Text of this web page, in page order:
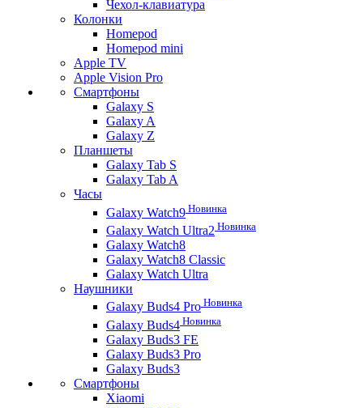
Чехол-клавиатура
Колонки
Homepod
Homepod mini
Apple TV
Apple Vision Pro
Смартфоны
Galaxy S
Galaxy A
Galaxy Z
Планшеты
Galaxy Tab S
Galaxy Tab A
Часы
Galaxy Watch9 Новинка
Galaxy Watch Ultra2 Новинка
Galaxy Watch8
Galaxy Watch8 Classic
Galaxy Watch Ultra
Наушники
Galaxy Buds4 Pro Новинка
Galaxy Buds4 Новинка
Galaxy Buds3 FE
Galaxy Buds3 Pro
Galaxy Buds3
Смартфоны
Xiaomi